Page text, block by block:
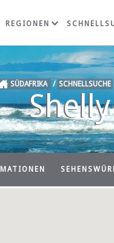
REGIONEN
SÜDAFRIKA / SCHNELLSUCHE